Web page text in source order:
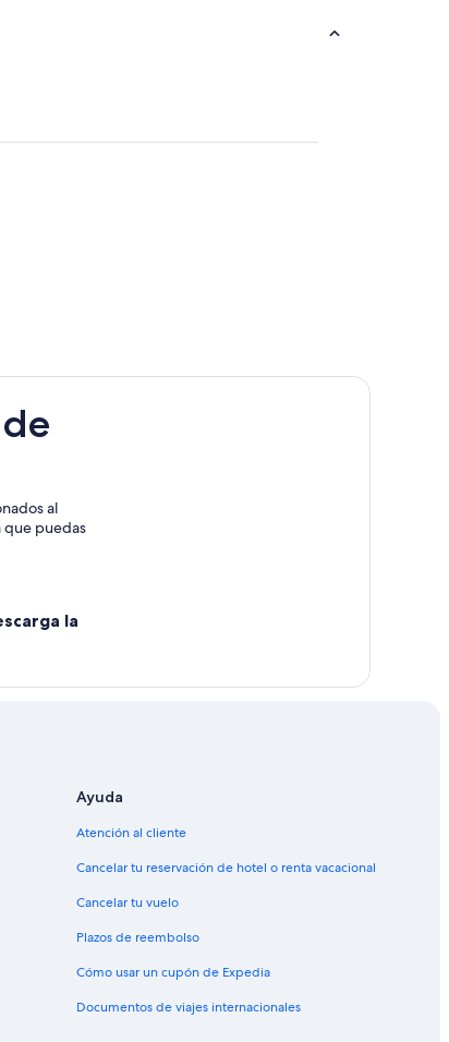
al
que puedas
la
Ayuda
Atención al cliente
Cancelar tu reservación de hotel o renta vacacional
Cancelar tu vuelo
Plazos de reembolso
Cómo usar un cupón de Expedia
Documentos de viajes internacionales